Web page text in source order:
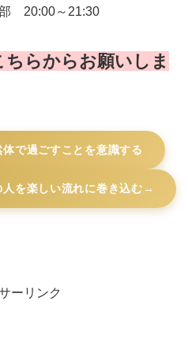
～21:30
らからお願いしま
過ごすことを意識する
を楽しい流れに巻き込む
ーリンク